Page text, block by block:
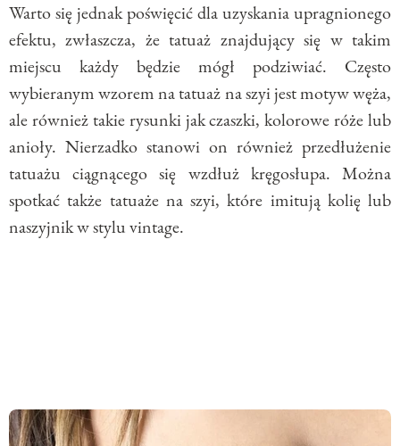
Warto się jednak poświęcić dla uzyskania upragnionego
efektu, zwłaszcza, że tatuaż znajdujący się w takim
miejscu każdy będzie mógł podziwiać. Często
wybieranym wzorem na tatuaż na szyi jest motyw węża,
ale również takie rysunki jak czaszki, kolorowe róże lub
anioły. Nierzadko stanowi on również przedłużenie
tatuażu ciągnącego się wzdłuż kręgosłupa. Można
spotkać także tatuaże na szyi, które imitują kolię lub
naszyjnik w stylu vintage.